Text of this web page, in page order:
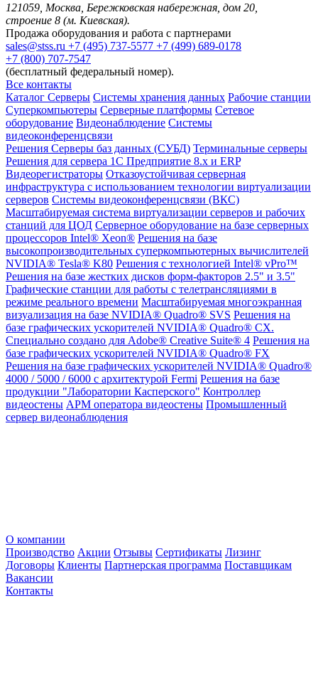
121059, Москва, Бережковская набережная, дом 20,
строение 8 (м. Киевская).
Продажа оборудования и работа с партнерами
sales@stss.ru +7 (495) 737-5577 +7 (499) 689-0178
+7 (800) 707-7547
(бесплатный федеральный номер).
Все контакты
Каталог Серверы Системы хранения данных Рабочие станции
Суперкомпьютеры Серверные платформы Сетевое
оборудование Видеонаблюдение Системы
видеоконференцсвязи
Решения Серверы баз данных (СУБД) Терминальные серверы
Решения для сервера 1С Предприятие 8.x и ERP
Видеорегистраторы Отказоустойчивая серверная
инфраструктура с использованием технологии виртуализации
серверов Системы видеоконференцсвязи (ВКС)
Масштабируемая система виртуализации серверов и рабочих
станций для ЦОД Серверное оборудование на базе серверных
процессоров Intel® Xeon® Решения на базе
высокопроизводительных суперкомпьютерных вычислителей
NVIDIA® Tesla® K80 Решения с технологией Intel® vPro™
Решения на базе жестких дисков форм-факторов 2.5" и 3.5"
Графические станции для работы с телетрансляциями в
режиме реального времени Масштабируемая многоэкранная
визуализация на базе NVIDIA® Quadro® SVS Решения на
базе графических ускорителей NVIDIA® Quadro® CX.
Специально создано для Adobe® Creative Suite® 4 Решения на
базе графических ускорителей NVIDIA® Quadro® FX
Решения на базе графических ускорителей NVIDIA® Quadro®
4000 / 5000 / 6000 с архитектурой Fermi Решения на базе
продукции "Лаборатории Касперского" Контроллер
видеостены АРМ оператора видеостены Промышленный
сервер видеонаблюдения
О компании
Производство Акции Отзывы Сертификаты Лизинг
Договоры Клиенты Партнерская программа Поставщикам
Вакансии
Контакты